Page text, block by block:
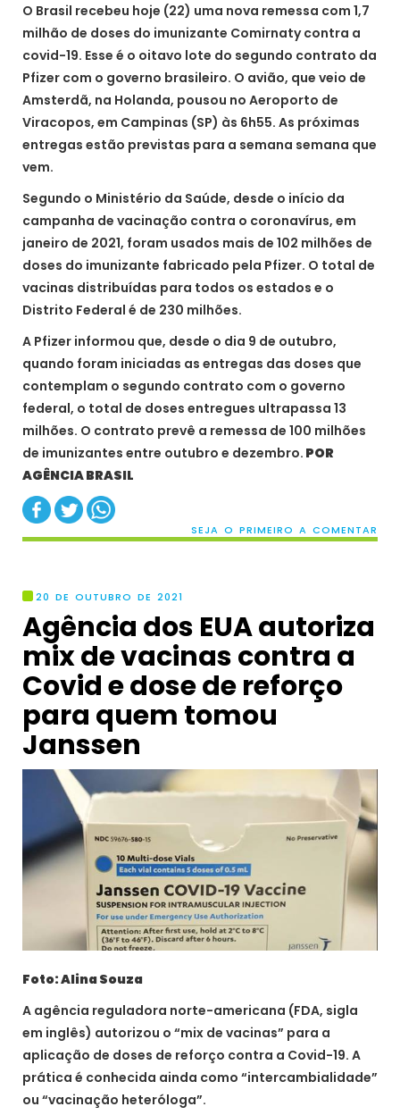
O Brasil recebeu hoje (22) uma nova remessa com 1,7
milhão de doses do imunizante Comirnaty contra a
covid-19. Esse é o oitavo lote do segundo contrato da
Pfizer com o governo brasileiro. O avião, que veio de
Amsterdã, na Holanda, pousou no Aeroporto de
Viracopos, em Campinas (SP) às 6h55. As próximas
entregas estão previstas para a semana semana que
vem.
Segundo o Ministério da Saúde, desde o início da
campanha de vacinação contra o coronavírus, em
janeiro de 2021, foram usados mais de 102 milhões de
doses do imunizante fabricado pela Pfizer. O total de
vacinas distribuídas para todos os estados e o
Distrito Federal é de 230 milhões.
A Pfizer informou que, desde o dia 9 de outubro,
quando foram iniciadas as entregas das doses que
contemplam o segundo contrato com o governo
federal, o total de doses entregues ultrapassa 13
milhões. O contrato prevê a remessa de 100 milhões
de imunizantes entre outubro e dezembro. POR
AGÊNCIA BRASIL
SEJA O PRIMEIRO A COMENTAR
20 DE OUTUBRO DE 2021
Agência dos EUA autoriza
mix de vacinas contra a
Covid e dose de reforço
para quem tomou
Janssen
Foto: Alina Souza
A agência reguladora norte-americana (FDA, sigla
em inglês) autorizou o “mix de vacinas” para a
aplicação de doses de reforço contra a Covid-19. A
prática é conhecida ainda como “intercambialidade”
ou “vacinação heteróloga”.